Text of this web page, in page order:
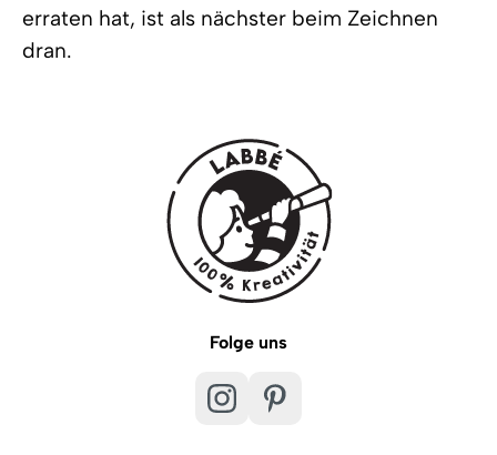
erraten hat, ist als nächster beim Zeichnen
dran.
Folge uns